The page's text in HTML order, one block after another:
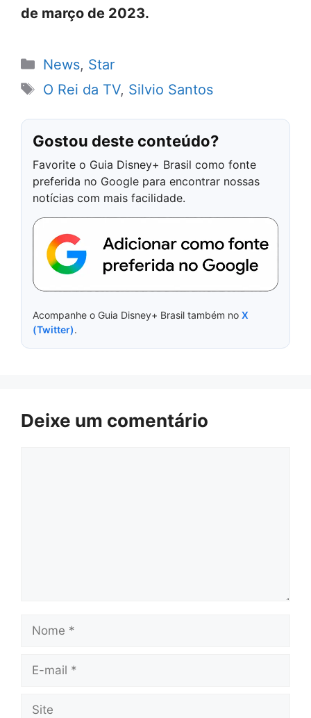
de março de 2023.
Categorias
News, Star
Tags
O Rei da TV, Silvio Santos
Gostou deste conteúdo?
Favorite o Guia Disney+ Brasil como fonte
preferida no Google para encontrar nossas
notícias com mais facilidade.
Acompanhe o Guia Disney+ Brasil também no X
(Twitter).
Deixe um comentário
Nome
E-
Site